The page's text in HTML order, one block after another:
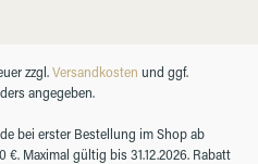
zzgl.Versandkosten und ggf.
angegeben.
bei erster Bestellung im Shop ab
Maximal gültig bis 31.12.2026. Rabatt